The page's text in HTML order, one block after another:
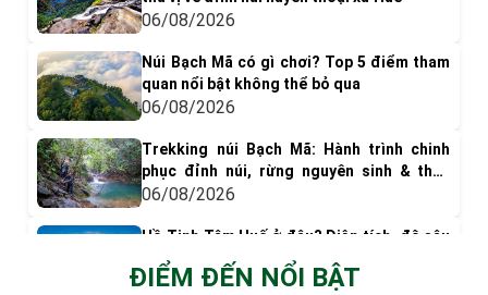
06/08/2026
Núi Bạch Mã có gì chơi? Top 5 điểm tham
quan nổi bật không thể bỏ qua
06/08/2026
Trekking núi Bạch Mã: Hành trình chinh
phục đỉnh núi, rừng nguyên sinh & thác
nước tuyệt đẹp
06/08/2026
Hồ Tịnh Tâm Huế ở đâu? Diện tích, độ sâu
và vai trò trong Kinh thành Huế xưa
06/08/2026
ĐIỂM ĐẾN NỔI BẬT